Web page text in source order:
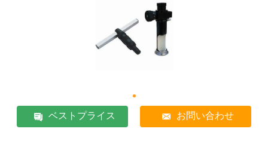
ベストプライス お問い合わせ